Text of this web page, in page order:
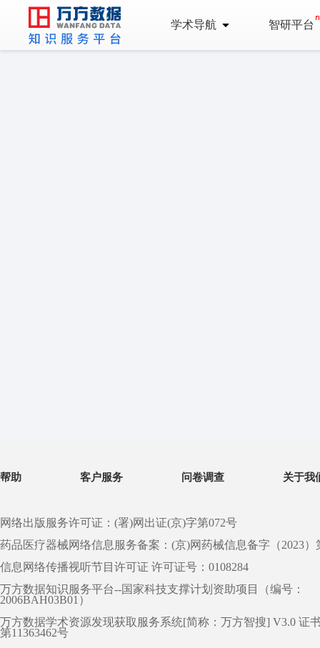
学术导航 智研平台
帮助 客户服务 问卷调查 关于我
网络出版服务许可证：(署)网出证(京)字第072号
药品医疗器械网络信息服务备案：(京)网药械信息备字（2023）
信息网络传播视听节目许可证 许可证号：0108284
万方数据知识服务平台--国家科技支撑计划资助项目（编号：
2006BAH03B01）
万方数据学术资源发现获取服务系统[简称：万方智搜] V3.0 证
第11363462号